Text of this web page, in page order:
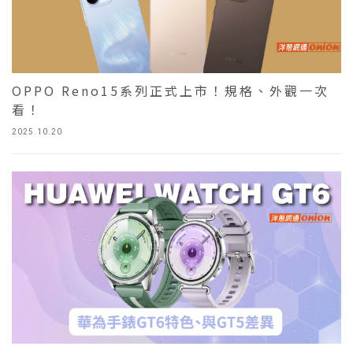
2025.10.20
OPPO Reno15系列正式上市！規格、外觀一次
看！